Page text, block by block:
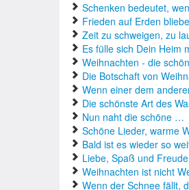
Schenken bedeutet,
Frieden auf Erden
Zeit zu schweigen, zu
Es fülle sich Dein Heim
Weihnachten - die
Die Botschaft von
Wenn einer dem
Die schönste Art des
Nun naht die schöne …
Schöne Lieder, warme
Bald ist es wieder so
Liebe, Spaß und
Weihnachten ist nicht
Wenn der Schnee fällt,